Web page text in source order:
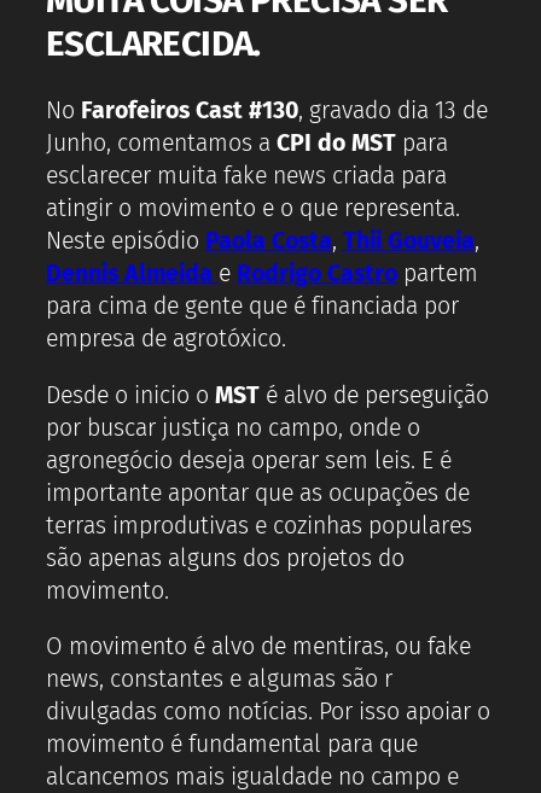
ESCLARECIDA.
No Farofeiros Cast #130, gravado dia 13 de
Junho, comentamos a CPI do MST para
esclarecer muita fake news criada para
atingir o movimento e o que representa.
Neste episódio Paola Costa, Thii Gouveia,
Dennis Almeida e Rodrigo Castropartem
para cima de gente que é financiada por
empresa de agrotóxico.
Desde o inicio o MST é alvo de perseguição
por buscar justiça no campo, onde o
agronegócio deseja operar sem leis. E é
importante apontar que as ocupações de
terras improdutivas e cozinhas populares
são apenas alguns dos projetos do
movimento.
O movimento é alvo de mentiras, ou fake
news, constantes e algumas são r
divulgadas como notícias. Por isso apoiar o
movimento é fundamental para que
alcancemos mais igualdade no campo e